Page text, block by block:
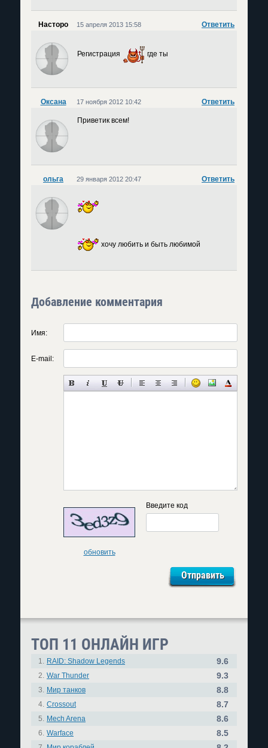
Насторо Ответить
15 апреля 2013 15:58
Регистрация где ты
Оксана Ответить
17 ноября 2012 10:42
Приветик всем!
ольга Ответить
29 января 2012 20:47
хочу любить и быть любимой
Добавление комментария
Имя:
E-mail:
обновить
Введите код
ТОП 11 ОНЛАЙН ИГР
1. RAID: Shadow Legends 9.6
2. War Thunder 9.3
3. Мир танков 8.8
4. Crossout 8.7
5. Mech Arena 8.6
6. Warface 8.5